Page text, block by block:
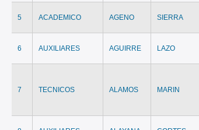
5 ACADEMICO AGENO SIERRA
6 AUXILIARES AGUIRRE LAZO
7 TECNICOS ALAMOS MARIN